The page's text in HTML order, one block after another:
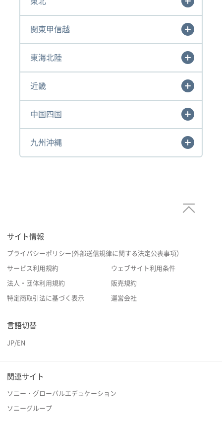
関東甲信越
東海北陸
近畿
中国四国
九州沖縄
サイト情報
プライバシーポリシー(外部送信規律に関する法定公表事項）
サービス利用規約 ウェブサイト利用条件
法人・団体利用規約 販売規約
特定商取引法に基づく表示 運営会社
言語切替
JP/EN
関連サイト
ソニー・グローバルエデュケーション
ソニーグループ